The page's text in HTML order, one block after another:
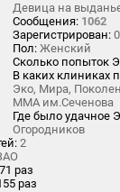
Девица на
Сообщения: 1062
Зарегистрирован:
Пол: Женский
Сколько попыток
В каких клиниках
Эко, Мира,
ММА им.Сеченова
Где было удачное
Огородников
2
раз
раз